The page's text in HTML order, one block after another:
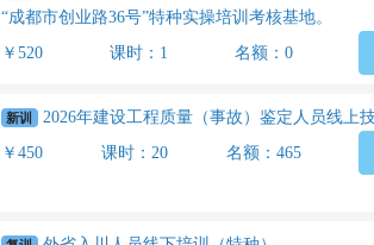
“成都市创业路36号”特种实操培训考核基地。
￥520
课时：1 名额：0
新训
2026年建设工程质量（事故）鉴定人员线上
￥450
课时：20 名额：465